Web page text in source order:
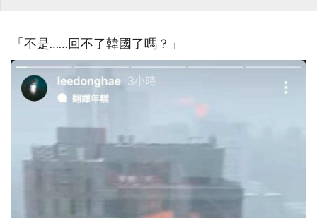
「不是……回不了韓國了嗎？」